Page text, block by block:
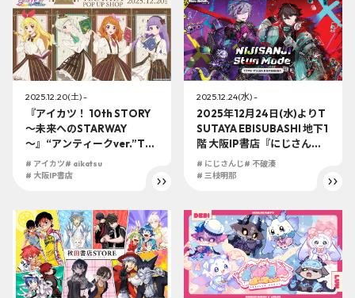
2025.12.20(土) -
『アイカツ！ 10th STORY
～未来へのSTARWAY
～』“アンティークver.”TS
UTAYA POP UP SHOPが20
25年12月20日（土）より開
しイラストのグッズが盛り
沢山！！
# アイカツ# aikatsu
# 大阪IP書店
2025.12.24(水) -
2025年12月24日(水)よりT
SUTAYA EBISUBASHI 地下1
階 大阪IP書店『にじさん
じ』大型コーナーにて『NIJI
SANJI Stun Mode Type：F
# にじさんじ# 不破湊
# 三枝明那